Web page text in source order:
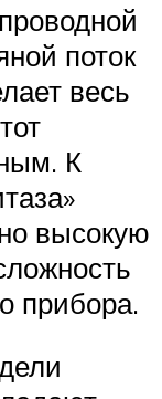
поток
весь
К
высокую
прибора.